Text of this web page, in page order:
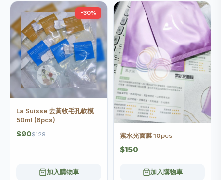
-30%
La Suisse 去黃收毛孔軟模
50ml (6pcs)
$90$128
加入購物車
紫水光面膜 10pcs
$150
加入購物車